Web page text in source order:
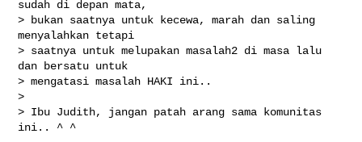
sudah di depan mata,
> bukan saatnya untuk kecewa, marah dan saling
menyalahkan tetapi
> saatnya untuk melupakan masalah2 di masa lalu
dan bersatu untuk
> mengatasi masalah HAKI ini..
>
> Ibu Judith, jangan patah arang sama komunitas
ini.. ^ ^